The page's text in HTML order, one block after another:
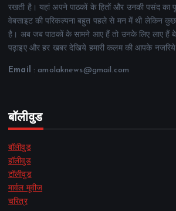
रखती है। यहां अपने पाठकों के हितों और उनकी पसंद का
वेबसाइट की परिकल्पना बहुत पहले से मन में थी लेकिन कुछ
है। अब जब पाठकों के सामने आए हैं तो उनके लिए लाए हैं
पढ़ाइए और हर खबर देखिये हमारी कलम की आपके
Email : amolaknews@gmail.com
बॉलीवुड
बॉलीवुड
हॉलीवुड
टॉलीवुड
मार्वल मूवीज
चरित्र